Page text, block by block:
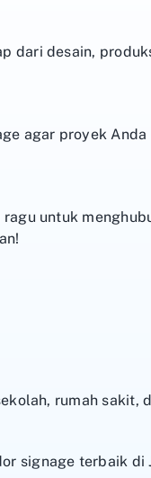
dari desain,
agar proyek
untuk
rumah sakit,
signage terbaik di